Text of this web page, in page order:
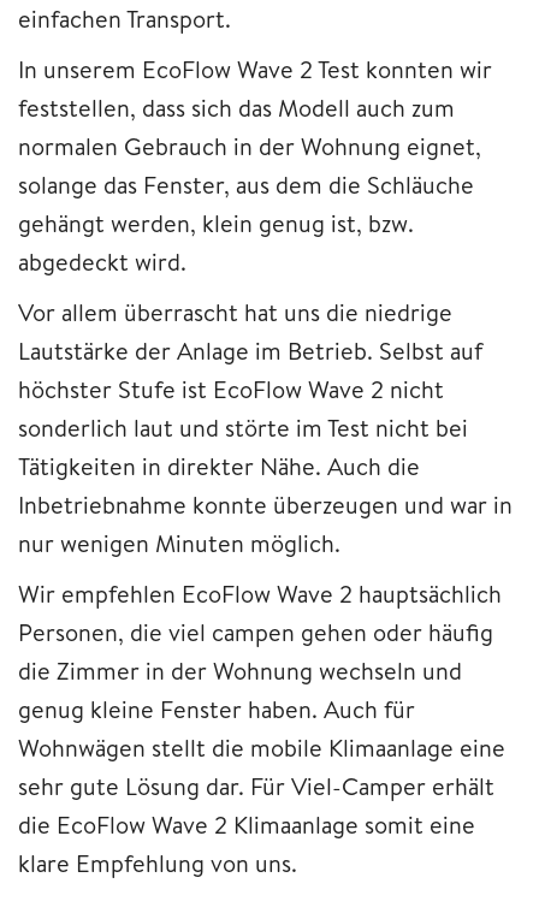
einfachen Transport.
In unserem EcoFlow Wave 2 Test konnten wir
feststellen, dass sich das Modell auch zum
normalen Gebrauch in der Wohnung eignet,
solange das Fenster, aus dem die Schläuche
gehängt werden, klein genug ist, bzw.
abgedeckt wird.
Vor allem überrascht hat uns die niedrige
Lautstärke der Anlage im Betrieb. Selbst auf
höchster Stufe ist EcoFlow Wave 2 nicht
sonderlich laut und störte im Test nicht bei
Tätigkeiten in direkter Nähe. Auch die
Inbetriebnahme konnte überzeugen und war in
nur wenigen Minuten möglich.
Wir empfehlen EcoFlow Wave 2 hauptsächlich
Personen, die viel campen gehen oder häufig
die Zimmer in der Wohnung wechseln und
genug kleine Fenster haben. Auch für
Wohnwägen stellt die mobile Klimaanlage eine
sehr gute Lösung dar. Für Viel-Camper erhält
die EcoFlow Wave 2 Klimaanlage somit eine
klare Empfehlung von uns.